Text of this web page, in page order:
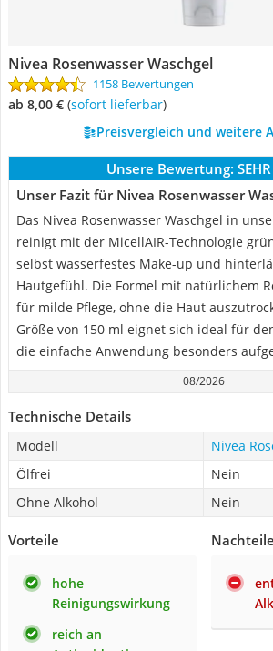
Nivea Rosenwasser Waschgel
1158 Bewertungen
ab 8,00 € ( Sofort lieferbar)
Preisvergleich und weitere
Unsere Bewertung:
Unser Fazit für Nivea Rosenwasser
Das Nivea Rosenwasser Waschgel in
reinigt mit der MicellAIR-Technologie
selbst wasserfestes Make-up und
Hautgefühl. Die Formel mit natürlichem
für milde Pflege, ohne die Haut
Größe von 150 ml eignet sich ideal für
die einfache Anwendung besonders
08/2026
Technische Details
Modell
Nivea
Ölfrei
Nein
Ohne Alkohol
Nein
Vorteile
hohe
Reinigungswirkung
reich an
Nachteile